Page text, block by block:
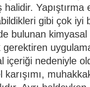
halidir. Yapıştırma
gibi çok
bulunan
içeriği nedeniyle